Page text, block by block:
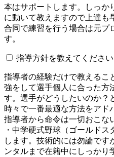
本はサポートします。しっか
に動いて教えますので上達も
合同で練習を行う場合は元プ
す。
指導方針を教えてください
指導者の経験だけで教えるこ
強をして選手個人に合った方
す。選手がどうしたいのか？
時々で一番最適な方法をアド
指導者から命令は一切おこな
・中学硬式野球（ゴールド
します。技術的には勿論です
ンタルまで在籍中にしっかり